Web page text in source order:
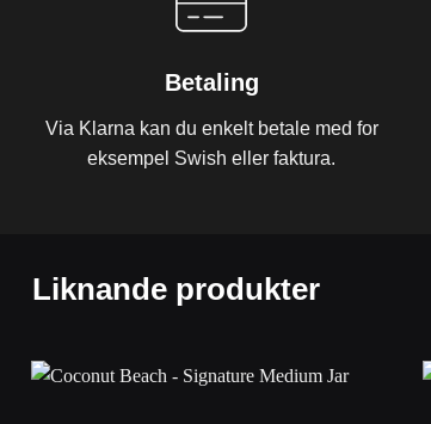
Betaling
Via Klarna kan du enkelt betale med for
eksempel Swish eller faktura.
Liknande produkter